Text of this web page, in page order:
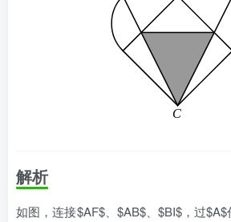
解析
如图，连接$AF$、$AB$、$BI$，过